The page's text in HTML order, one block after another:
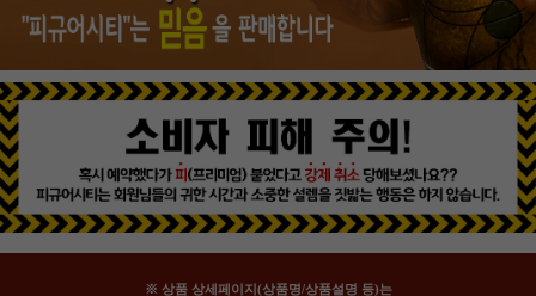
※ 상품 상세페이지(상품명/상품설명 등)는